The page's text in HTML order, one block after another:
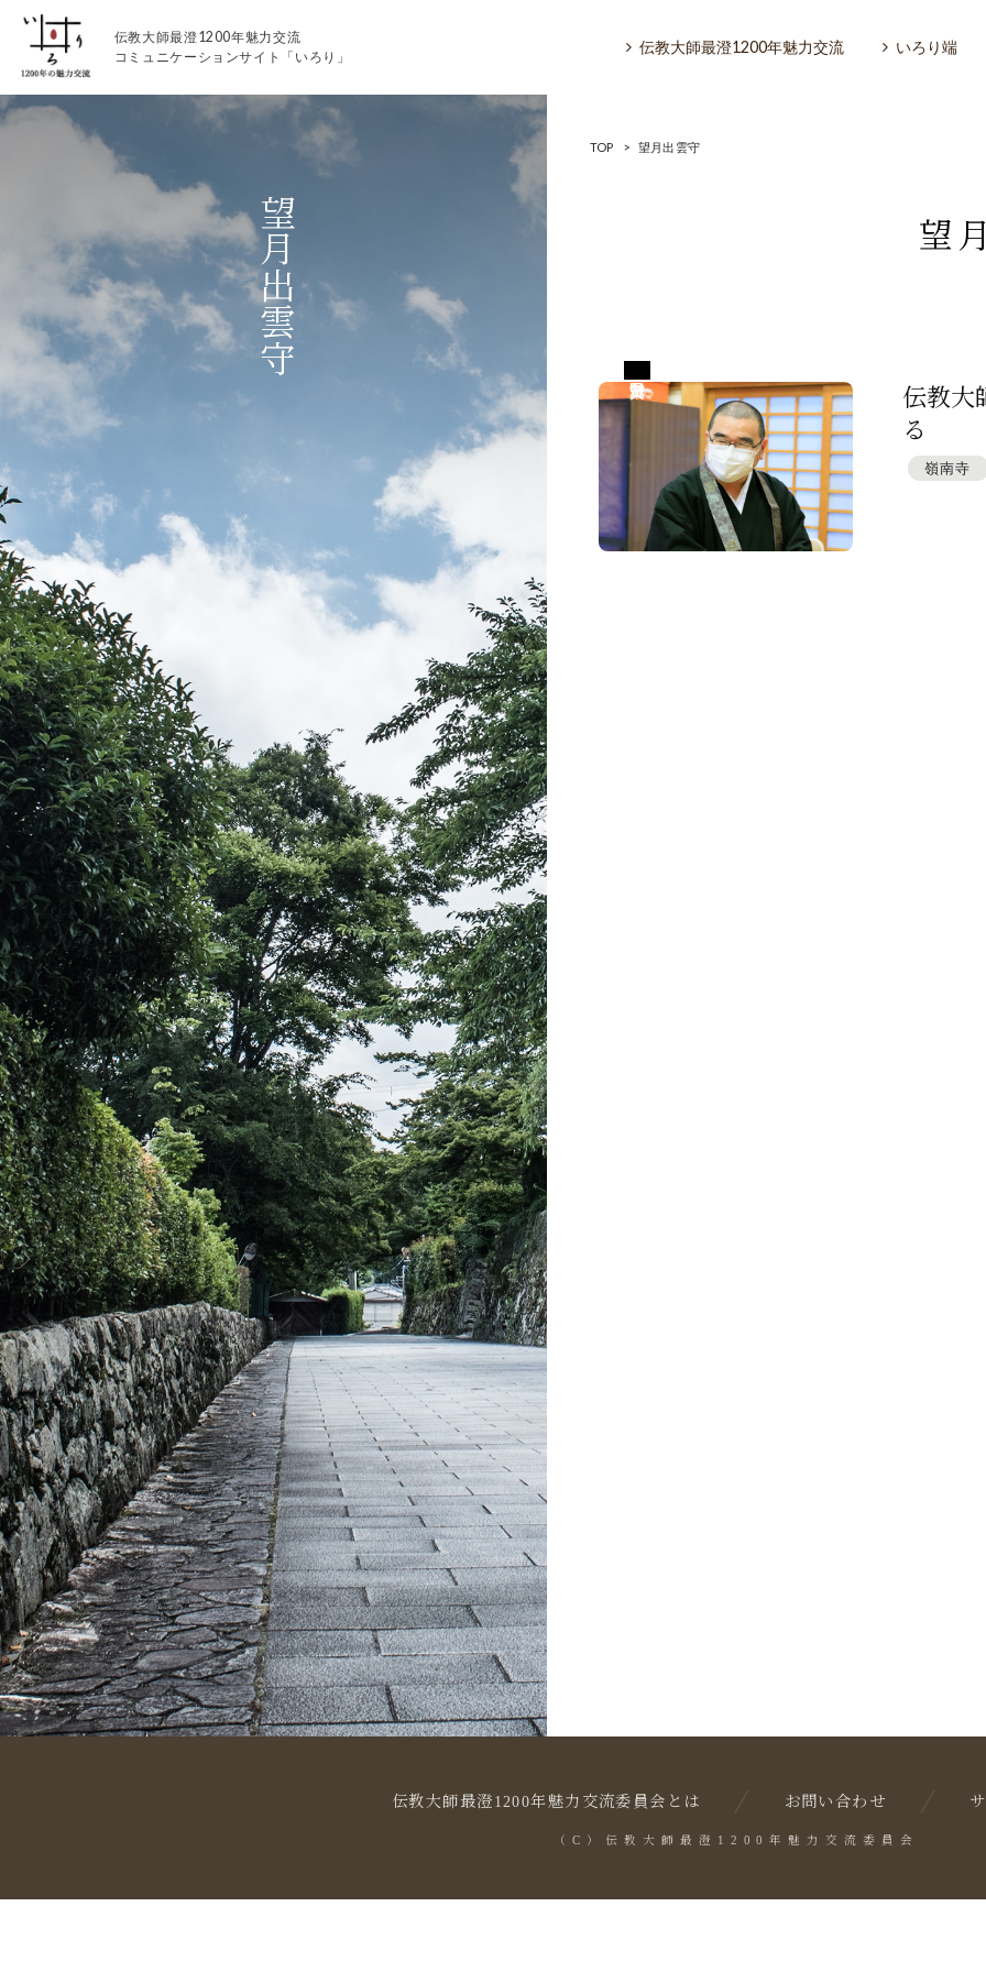
伝教大師最澄1200年魅力交流
コミュニケーションサイト「いろり」
伝教大師最澄1200年魅力交流 いろり端
伝教大師最澄1200年魅力交流
いろりとは
伝教大師最澄とは（デジタルパンフレット）
伝教大師最澄とは（PDFダウンロード）
探訪「1200年の魅力交流」
日本文化を探る
プレスアーカイブ
望月出雲守
TOP > 望月出雲守
望
伝教大
る
嶺南寺
伝教大師最澄1200年魅力交流委員会とは お問い合わせ
（C）伝教大師最澄1200年魅力交流委員会